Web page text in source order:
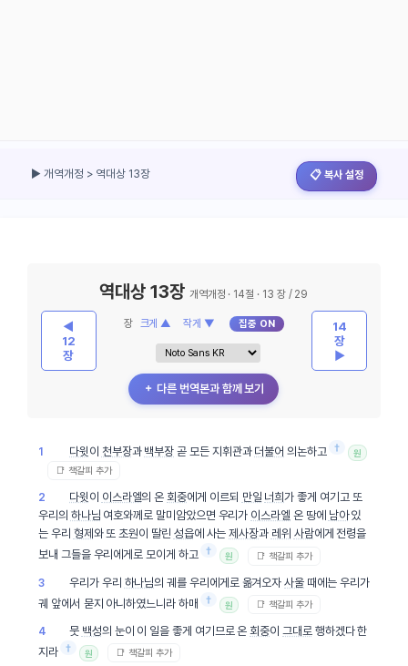
▶ 개역개정 > 역대상 13장 📋 복사 설정
◀
12
장
역대상 13장 개역개정 · 14절 · 13 장 / 29
장 크게 ▲ 작게 ▼ 집중 ON
＋ 다른 번역본과 함께 보기
14
장
▶
1 다윗 이 천부장과 백부장 곧 모든 지휘관과 더불어 의논하고 † 원
📑 책갈피 추가
2 다윗 이 이스라엘의 온회중에게 이르되 만일 너희가 좋게 여기고 또
우리의 하나님 여호와께로 말미암았으면 우리가 이스라엘 온 땅에 남아있
는 우리 형제 와 또 초원이 딸린 성읍에 사는제사장과 레위 사람에게 전령을
보내 그들을 우리에게로 모이게 하고 † 원 📑 책갈피 추가
3 우리가 우리 하나님의 궤를 우리에게로 옮겨오자사울 때에는 우리가
궤 앞에서 묻지 아니하였느니라 하매
† 원 📑 책갈피 추가
4 뭇 백성의 눈이 이 일을 좋게 여기므로 온회중이그대로 행하겠다 한
지라 † 원 📑 책갈피 추가